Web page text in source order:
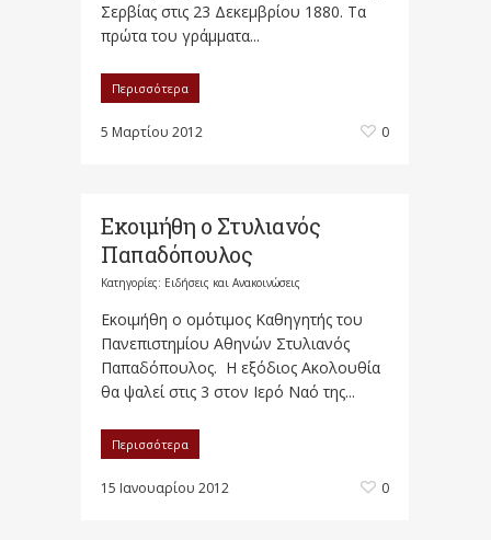
Σερβίας στις 23 Δεκεμβρίου 1880. Τα
πρώτα του γράμματα...
Περισσότερα
5 Μαρτίου 2012 0
Εκοιμήθη ο Στυλιανός
Παπαδόπουλος
Κατηγορίες: Ειδήσεις και Ανακοινώσεις
Εκοιμήθη ο ομότιμος Καθηγητής του
Πανεπιστημίου Αθηνών Στυλιανός
Παπαδόπουλος. Η εξόδιος Ακολουθία
θα ψαλεί στις 3 στον Ιερό Ναό της...
Περισσότερα
15 Ιανουαρίου 2012 0